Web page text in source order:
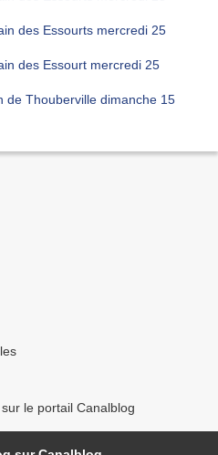
le portail Canalblog